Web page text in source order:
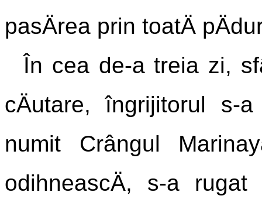
pasÄrea prin toatÄ
În cea de-a treia zi,
cÄutare, îngrijitorul
numit Crângul
odihneascÄ, s-a